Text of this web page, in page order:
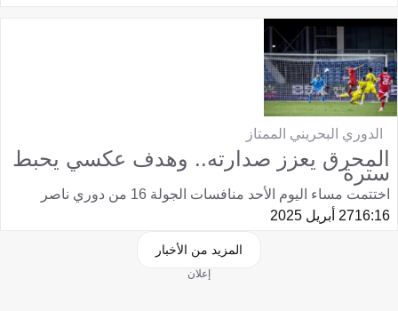
الدوري البحريني الممتاز
المحرق يعزز صدارته.. وهدف عكسي يحبط
سترة
اختتمت مساء اليوم الأحد منافسات الجولة 16 من دوري ناصر
16:1627 أبريل 2025
المزيد من الأخبار
إعلان